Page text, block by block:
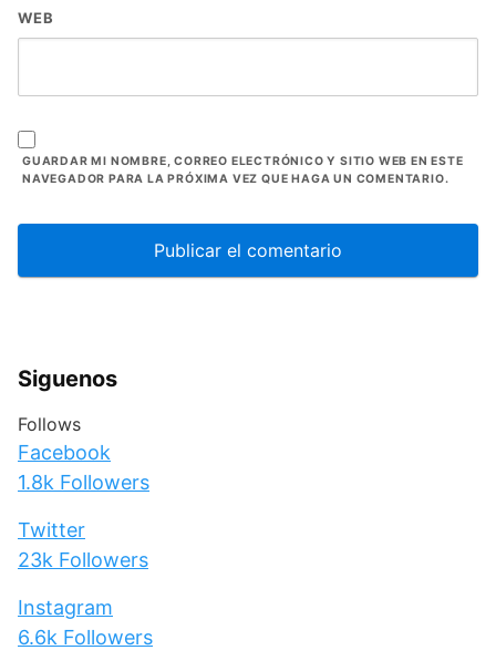
WEB
GUARDAR MI NOMBRE, CORREO ELECTRÓNICO Y SITIO WEB EN ESTE
NAVEGADOR PARA LA PRÓXIMA VEZ QUE HAGA UN COMENTARIO.
Siguenos
Follows
Facebook
1.8k Followers
Twitter
23k Followers
Instagram
6.6k Followers